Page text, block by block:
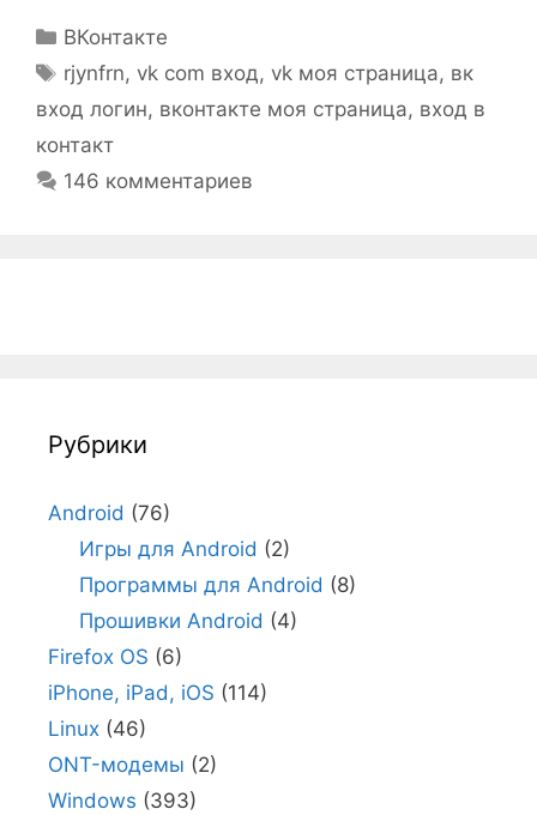
Рубрики
ВКонтакте
Метки
rjynfrn, vk com вход, vk моя страница, вк
вход логин, вконтакте моя страница, вход в
контакт
146 комментариев
Рубрики
Android (76)
Игры для Android (2)
Программы для Android (8)
Прошивки Android (4)
Firefox OS (6)
iPhone, iPad, iOS (114)
Linux (46)
ONT-модемы (2)
Windows (393)